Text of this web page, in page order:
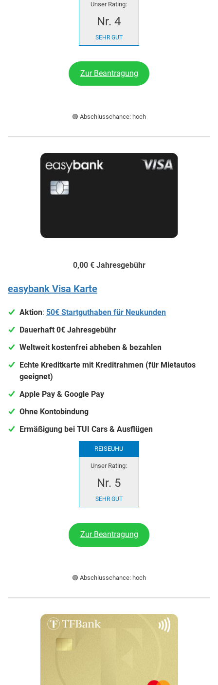
Unser Rating:
Nr. 4
SEHR GUT
Zur Beantragung
🟢 Abschlusschance: hoch
0,00 € Jahresgebühr
easybank Visa Karte
Aktion: 50€ Startguthaben für Neukunden
Dauerhaft 0€ Jahresgebühr
Weltweit kostenfrei abheben & bezahlen
Echte Kreditkarte mit Kreditrahmen (für Mietautos
geeignet)
Apple Pay & Google Pay
Ohne Kontobindung
Ermäßigung bei TUI Cars & Ausflügen
REISEUHU
Unser Rating:
Nr. 5
SEHR GUT
Zur Beantragung
🟢 Abschlusschance: hoch